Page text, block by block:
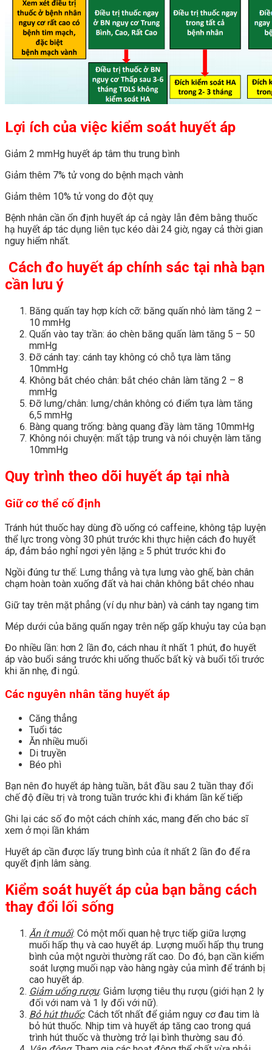
Lợi ích của việc kiểm soát huyết áp
Giảm 2 mmHg huyết áp tâm thu trung bình
Giảm thêm 7% tử vong do bệnh mạch vành
Giảm thêm 10% tử vong do đột quỵ
Bệnh nhân cần ổn định huyết áp cả ngày lẫn đêm bằng thuốc
hạ huyết áp tác dụng liên tục kéo dài 24 giờ, ngay cả thời gian
nguy hiểm nhất.
Cách đo huyết áp chính sác tại nhà bạn
cần lưu ý
Băng quấn tay hợp kích cỡ: băng quấn nhỏ làm tăng 2 –
10 mmHg
Quấn vào tay trần: áo chèn băng quấn làm tăng 5 – 50
mmHg
Đỡ cánh tay: cánh tay không có chỗ tựa làm tăng
10mmHg
Không bắt chéo chân: bắt chéo chân làm tăng 2 – 8
mmHg
Đỡ lưng/chân: lưng/chân không có điểm tựa làm tăng
6,5 mmHg
Bàng quang trống: bàng quang đầy làm tăng 10mmHg
Không nói chuyện: mất tập trung và nói chuyện làm tăng
10mmHg
Quy trình theo dõi huyết áp tại nhà
Giữ cơ thể cố định
Tránh hút thuốc hay dùng đồ uống có caffeine, không tập luyện
thể lực trong vòng 30 phút trước khi thực hiện cách đo huyết
áp, đảm bảo nghỉ ngơi yên lặng ≥ 5 phút trước khi đo
Ngồi đúng tư thế: Lưng thẳng và tựa lưng vào ghế, bàn chân
chạm hoàn toàn xuống đất và hai chân không bắt chéo nhau
Giữ tay trên mặt phẳng (ví dụ như bàn) và cánh tay ngang tim
Mép dưới của băng quấn ngay trên nếp gấp khuỷu tay của bạn
Đo nhiều lần: hơn 2 lần đo, cách nhau ít nhất 1 phút, đo huyết
áp vào buổi sáng trước khi uống thuốc bất kỳ và buổi tối trước
khi ăn nhẹ, đi ngủ.
Các nguyên nhân tăng huyết áp
Căng thẳng
Tuổi tác
Ăn nhiều muối
Di truyền
Béo phì
Bạn nên đo huyết áp hàng tuần, bắt đầu sau 2 tuần thay đổi
chế độ điều trị và trong tuần trước khi đi khám lần kế tiếp
Ghi lại các số đo một cách chính xác, mang đến cho bác sĩ
xem ở mọi lần khám
Huyết áp cần được lấy trung bình của ít nhất 2 lần đo để ra
quyết định lâm sàng.
Kiểm soát huyết áp của bạn bằng cách
thay đổi lối sống
Ăn ít muối: Có một mối quan hệ trực tiếp giữa lượng
muối hấp thụ và cao huyết áp. Lượng muối hấp thụ trung
bình của một người thường rất cao. Do đó, bạn cần kiểm
soát lượng muối nạp vào hàng ngày của mình để tránh bị
cao huyết áp.
Giảm uống rượu: Giảm lượng tiêu thụ rượu (giới hạn 2 ly
đối với nam và 1 ly đối với nữ).
Bỏ hút thuốc: Cách tốt nhất để giảm nguy cơ đau tim là
bỏ hút thuốc. Nhịp tim và huyết áp tăng cao trong quá
trình hút thuốc và thường trở lại bình thường sau đó.